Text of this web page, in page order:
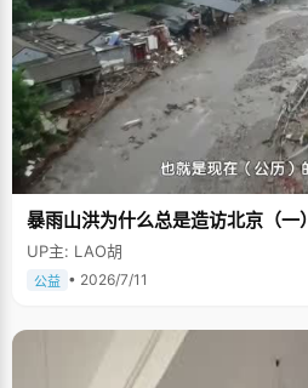
暴雨山洪为什么总是造访北京（一）
UP主: LAO胡
公益 • 2026/7/11